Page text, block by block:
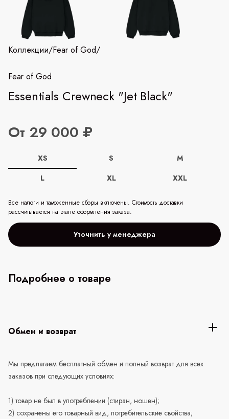
Коллекции/Fear of God/
Fear of God
Essentials Crewneck "Jet Black"
От 29 000 ₽
XS S
M
L
XL XXL
Все налоги и таможенные сборы включены. Стоимость доставки
рассчитывается на этапе оформления заказа.
Уточнить у менеджера
Подробнее о товаре
Обмен и возврат
Мы предлагаем бесплатный обмен и полный возврат для всех
заказов при следующих условиях:
1) товар не был в употреблении (стиран, ношен);
2) сохранены его товарный вид, потребительские свойства;